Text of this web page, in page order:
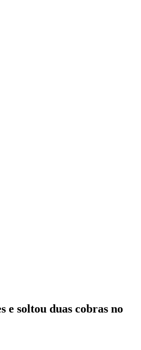
soltou duas cobras no